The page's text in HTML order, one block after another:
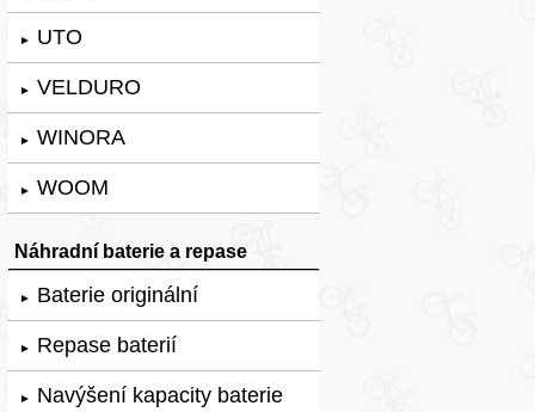
► UTO
► VELDURO
► WINORA
► WOOM
Náhradní baterie a repase
► Baterie originální
► Repase baterií
► Navýšení kapacity baterie